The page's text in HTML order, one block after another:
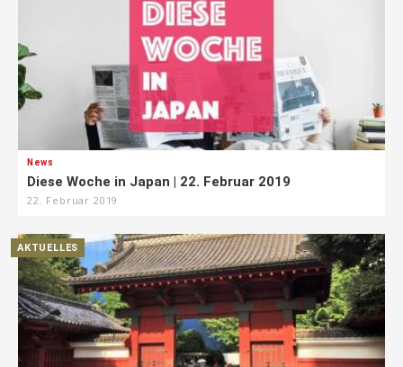
News
Diese Woche in Japan | 22. Februar 2019
22. Februar 2019
AKTUELLES